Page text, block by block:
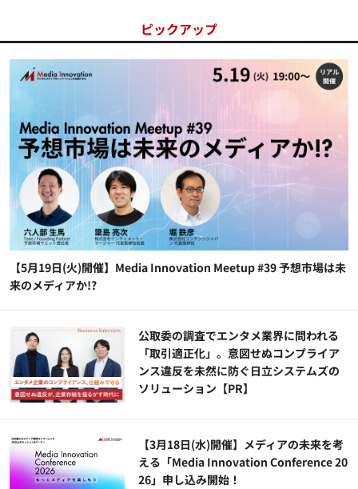
ピックアップ
【5月19日(火)開催】Media Innovation Meetup #39 予想市場は未
来のメディアか!?
公​​取委の調査でエンタメ業界に問われる
「取引適正化」。意図せぬコンプライア
ンス違反を未然に防ぐ日立システムズの
ソリューション​【PR】
【3月18日(水)開催】メディアの未来を考
える「Media Innovation Conference 20
26」申し込み開始！